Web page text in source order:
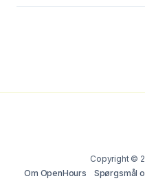
Copyright ©
Om OpenHours
Spørgsmål